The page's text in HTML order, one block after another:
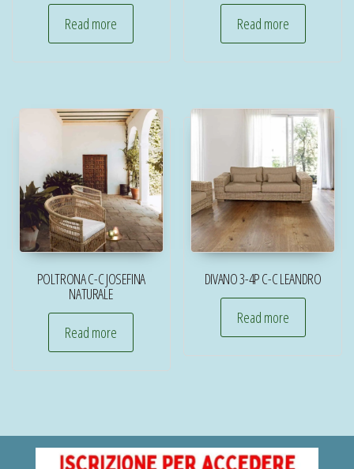
Read more Read more
POLTRONA C-C JOSEFINA
NATURALE
Read more
DIVANO 3-4P C-C LEANDRO
Read more